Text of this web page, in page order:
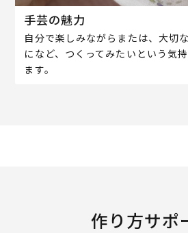
手芸の魅力
自分で楽しみながらまたは、大切
になど、つくってみたいという気
ます。
作り方サポ